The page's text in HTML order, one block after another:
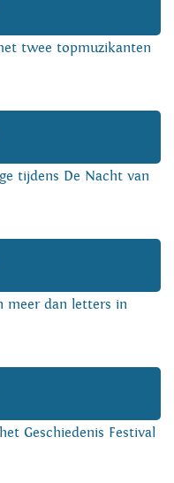
twee topmuzikanten
tijdens De Nacht van
meer dan letters in
Geschiedenis Festival